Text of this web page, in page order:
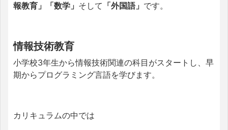
報教育」「数学」 そして 「外国語」 です。
情報技術教育
小学校3年生から情報技術関連の科目がスタートし、早
期からプログラミング言語を学びます。
カリキュラムの中では